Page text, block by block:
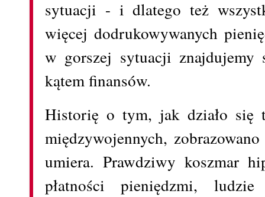
sytuacji - i dlatego też
więcej dodrukowywanych
w gorszej sytuacji znajdujemy
kątem finansów.
Historię o tym, jak działo się
międzywojennych,
umiera. Prawdziwy koszmar
płatności pieniędzmi,